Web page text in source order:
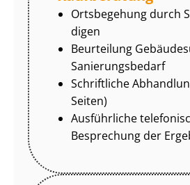
Ortsbegehung durch
di­gen
Beurteilung
Sa­nie­rungs­be­darf
Schriftliche
Seiten)
Ausführliche
Besprechung der